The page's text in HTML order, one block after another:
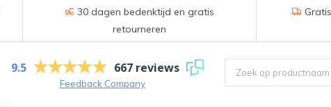
30 dagen bedenktijd en gratis
retourneren
9.5 667 reviews
Feedback Company